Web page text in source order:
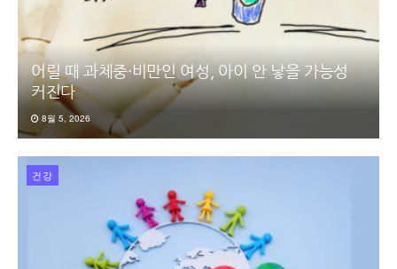
어릴 때 과체중·비만인 여성, 아이 안 낳을 가능성
커진다
8월 5, 2026
건강